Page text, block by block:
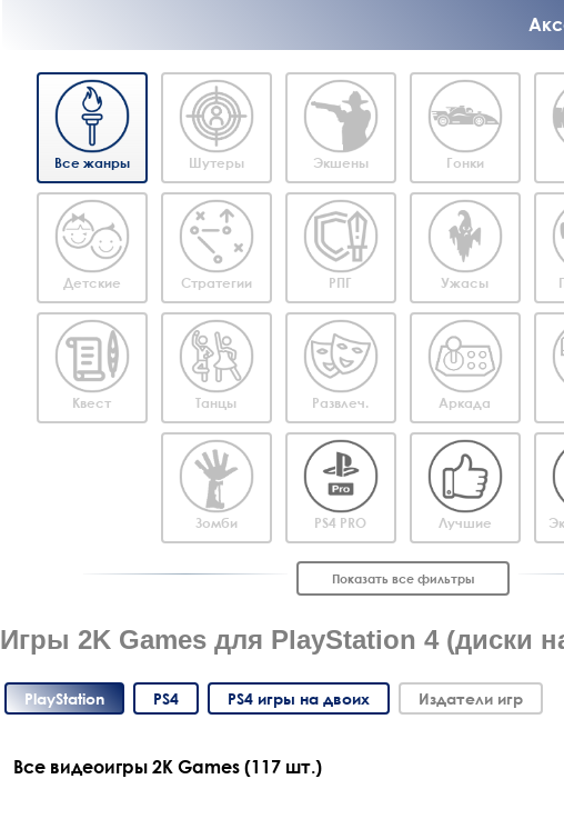
Все жанры Шутеры Экшены Гонки
Детские Стратегии РПГ Ужасы
Квест Танцы Развлеч. Аркада
Зомби PS4 PRO Лучшие
Показать все фильтры
Игры 2K Games для PlayStation 4 (диски
PlayStation PS4 PS4 игры на двоих Издатели игр
Все видеоигры 2K Games (117 шт.)